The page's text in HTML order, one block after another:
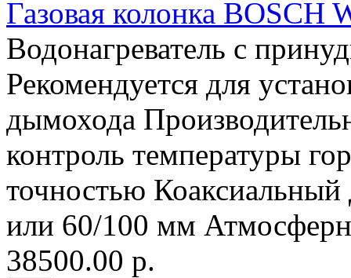
Газовая колонка BOSCH
Водонагреватель с
Рекомендуется для
дымохода
контроль температуры
точностью
или 60/100 мм
38500.00 р.